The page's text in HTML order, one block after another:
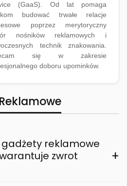
(GaaS). Od lat pomaga
budować trwałe relacje
poprzez merytoryczny
nośników reklamowych i
technik znakowania.
się w zakresie
doboru upominków.
reklamowe
zwrot
+